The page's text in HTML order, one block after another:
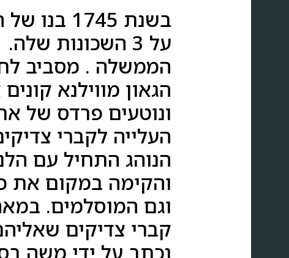
בשנת
על 3 השכונות
הגאון מווילנא
ונוטעים פרדס של
הנוהג התחיל עם
והקימה במקום את